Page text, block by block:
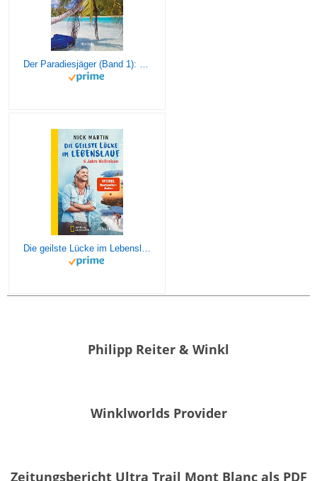
Der Paradiesjäger (Band 1): Für immer ausgestiegen
Die geilste Lücke im Lebenslauf: 6 Jahre Weltreisen | Der erfolgreiche Reisebericht erstmals im Taschenbuch
Philipp Reiter & Winkl
Winklworlds Provider
Zeitungsbericht Ultra Trail Mont Blanc als PDF